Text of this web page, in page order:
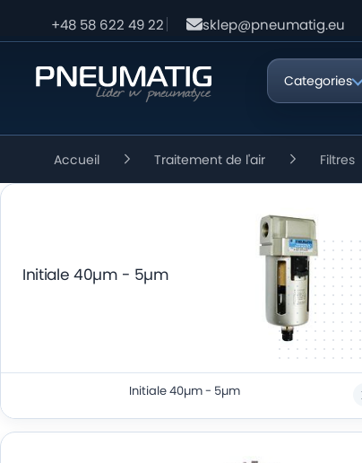
+48 58 622 49 22 sklep@pneumatig.eu
Categories
Accueil Traitement de l'air Filtres
Initiale 40µm - 5µm
Initiale 40µm - 5µm